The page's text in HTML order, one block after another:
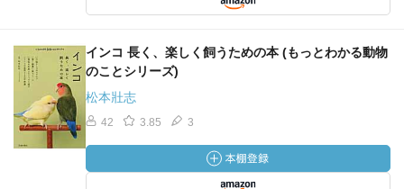
インコ 長く、楽しく飼うための本 (もっとわかる動物
のことシリーズ)
松本壯志
42 3.85 3